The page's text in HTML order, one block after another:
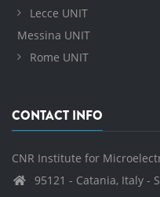
Lecce UNIT
Messina UNIT
Rome UNIT
CONTACT INFO
CNR Institute for
95121 - Catania, Italy -